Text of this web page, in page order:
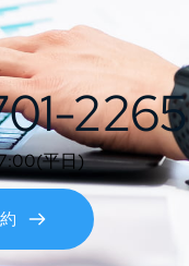
2265
平日)